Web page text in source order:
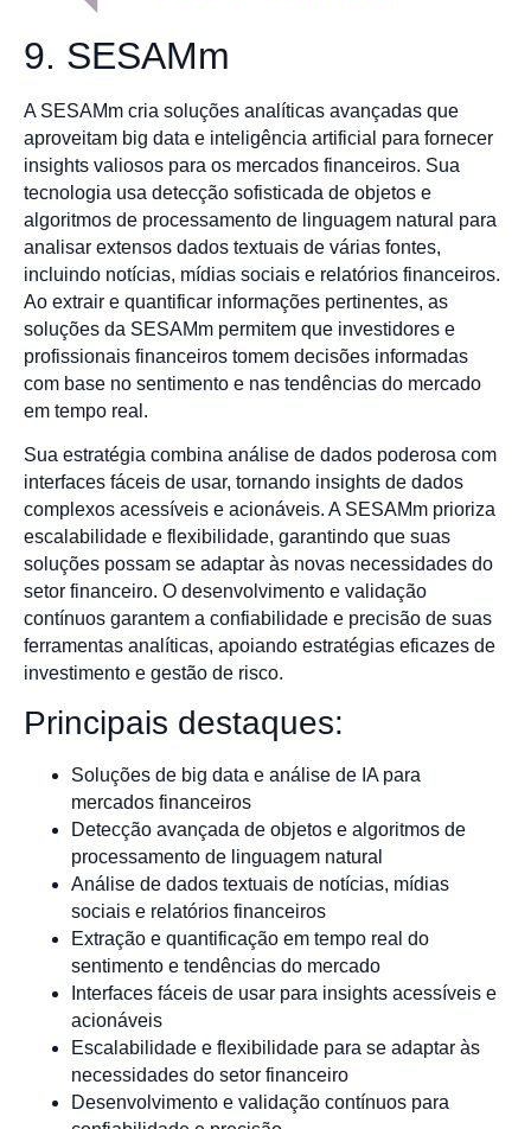
9. SESAMm
A SESAMm cria soluções analíticas avançadas que
aproveitam big data e inteligência artificial para fornecer
insights valiosos para os mercados financeiros. Sua
tecnologia usa detecção sofisticada de objetos e
algoritmos de processamento de linguagem natural para
analisar extensos dados textuais de várias fontes,
incluindo notícias, mídias sociais e relatórios financeiros.
Ao extrair e quantificar informações pertinentes, as
soluções da SESAMm permitem que investidores e
profissionais financeiros tomem decisões informadas
com base no sentimento e nas tendências do mercado
em tempo real.
Sua estratégia combina análise de dados poderosa com
interfaces fáceis de usar, tornando insights de dados
complexos acessíveis e acionáveis. A SESAMm prioriza
escalabilidade e flexibilidade, garantindo que suas
soluções possam se adaptar às novas necessidades do
setor financeiro. O desenvolvimento e validação
contínuos garantem a confiabilidade e precisão de suas
ferramentas analíticas, apoiando estratégias eficazes de
investimento e gestão de risco.
Principais destaques:
Soluções de big data e análise de IA para
mercados financeiros
Detecção avançada de objetos e algoritmos de
processamento de linguagem natural
Análise de dados textuais de notícias, mídias
sociais e relatórios financeiros
Extração e quantificação em tempo real do
sentimento e tendências do mercado
Interfaces fáceis de usar para insights acessíveis e
acionáveis
Escalabilidade e flexibilidade para se adaptar às
necessidades do setor financeiro
Desenvolvimento e validação contínuos para